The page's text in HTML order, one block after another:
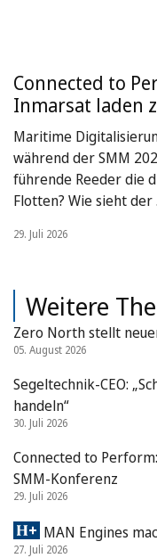
Connected to
Inmarsat laden
Maritime
während der SMM
führende Reeder die
Flotten? Wie sieht der
29. Juli 2026
Weitere
Zero North stellt
05. August 2026
Segeltechnik-CEO:
handeln“
30. Juli 2026
Connected to
SMM-Konferenz
29. Juli 2026
MAN Engines
27. Juli 2026